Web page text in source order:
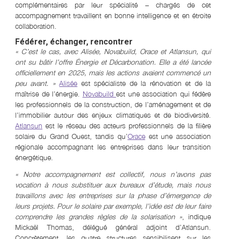
complémentaires par leur spécialité – chargés de cet
accompagnement travaillent en bonne intelligence et en étroite
collaboration.
Fédérer, échanger, rencontrer
« C’est le cas, avec Alisée, Novabuild, Orace et Atlansun, qui
ont su bâtir l’offre Énergie et Décarbonation. Elle a été lancée
officiellement en 2025, mais les actions avaient commencé un
peu avant. » Alisée est spécialiste de la rénovation et de la
maîtrise de l’énergie. Novabuild est une association qui fédère
les professionnels de la construction, de l’aménagement et de
l’immobilier autour des enjeux climatiques et de biodiversité.
Atlansun est le réseau des acteurs professionnels de la filière
solaire du Grand Ouest, tandis qu’Oraceest une association
régionale accompagnant les entreprises dans leur transition
énergétique.
« Notre accompagnement est collectif, nous n’avons pas
vocation à nous substituer aux bureaux d’étude, mais nous
travaillons avec les entreprises sur la phase d’émergence de
leurs projets. Pour le solaire par exemple, l’idée est de leur faire
comprendre les grandes règles de la solarisation » , indique
Mickaël Thomas, délégué général adjoint d’Atlansun.